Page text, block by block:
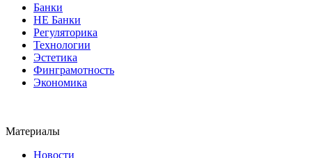
Банки
НЕ Банки
Регуляторика
Технологии
Эстетика
Финграмотность
Экономика
Материалы
Новости